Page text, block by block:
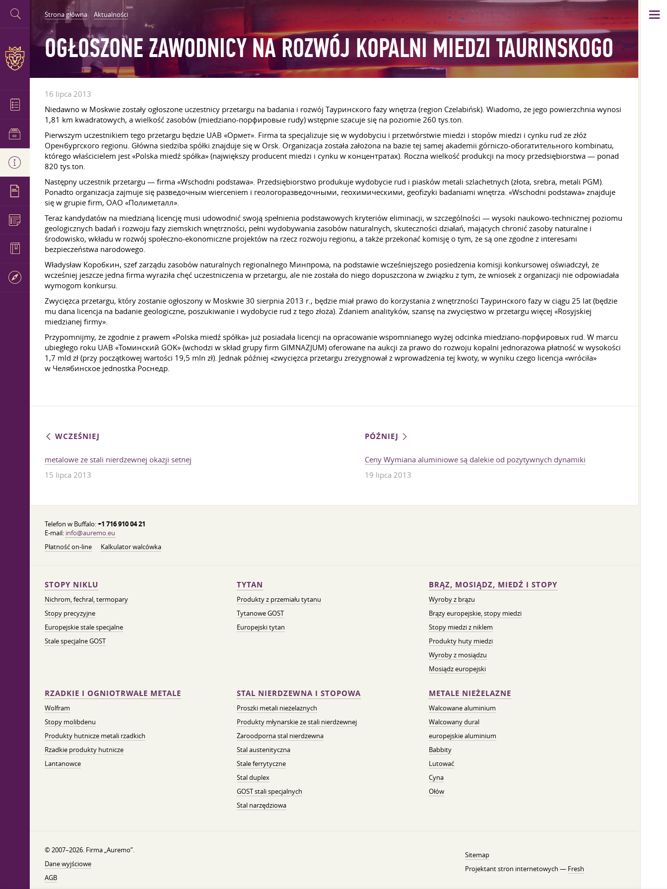
Strona główna Aktualności
OGŁOSZONE ZAWODNICY NA ROZWÓJ KOPALNI MIEDZI TAURINSKOGO
16 lipca 2013
Niedawno w Moskwie zostały ogłoszone uczestnicy przetargu na badania i rozwój Тауринского fazy wnętrza (region Czelabińsk). Wiadomo, że jego powierzchnia wynosi
1,81 km kwadratowych, a wielkość zasobów (miedziano-порфировые rudy) wstępnie szacuje się na poziomie 260 tys.ton.
Pierwszym uczestnikiem tego przetargu będzie UAB «Ормет». Firma ta specjalizuje się w wydobyciu i przetwórstwie miedzi i stopów miedzi i cynku rud ze złóż
Оренбургского regionu. Główna siedziba spółki znajduje się w Orsk. Organizacja została założona na bazie tej samej akademii górniczo-обогатительного kombinatu,
którego właścicielem jest «Polska miedź spółka» (największy producent miedzi i cynku w концентратах). Roczna wielkość produkcji na mocy przedsiębiorstwa — ponad
820 tys.ton.
Następny uczestnik przetargu — firma «Wschodni podstawa». Przedsiębiorstwo produkuje wydobycie rud i piasków metali szlachetnych (złota, srebra, metali PGM).
Ponadto organizacja zajmuje się разведочным wierceniem i геологоразведочными, геохимическими, geofizyki badaniami wnętrza. «Wschodni podstawa» znajduje
się w grupie firm, OAO «Полиметалл».
Teraz kandydatów na miedzianą licencję musi udowodnić swoją spełnienia podstawowych kryteriów eliminacji, w szczególności — wysoki naukowo-technicznej poziomu
geologicznych badań i rozwoju fazy ziemskich wnętrzności, pełni wydobywania zasobów naturalnych, skuteczności działań, mających chronić zasoby naturalne i
środowisko, wkładu w rozwój społeczno-ekonomiczne projektów na rzecz rozwoju regionu, a także przekonać komisję o tym, że są one zgodne z interesami
bezpieczeństwa narodowego.
Władysław Коробкин, szef zarządu zasobów naturalnych regionalnego Минпрома, na podstawie wcześniejszego posiedzenia komisji konkursowej oświadczył, że
wcześniej jeszcze jedna firma wyraziła chęć uczestniczenia w przetargu, ale nie została do niego dopuszczona w związku z tym, że wniosek z organizacji nie odpowiadała
wymogom konkursu.
Zwycięzca przetargu, który zostanie ogłoszony w Moskwie 30 sierpnia 2013 r., będzie miał prawo do korzystania z wnętrzności Тауринского fazy w ciągu 25 lat (będzie
mu dana licencja na badanie geologiczne, poszukiwanie i wydobycie rud z tego złoża). Zdaniem analityków, szansę na zwycięstwo w przetargu więcej «Rosyjskiej
miedzianej firmy».
Przypomnijmy, że zgodnie z prawem «Polska miedź spółka» już posiadała licencji na opracowanie wspomnianego wyżej odcinka miedziano-порфировых rud. W marcu
ubiegłego roku UAB «Томинский GOK» (wchodzi w skład grupy firm GIMNAZJUM) oferowane na aukcji za prawo do rozwoju kopalni jednorazowa płatność w wysokości
1,7 mld zł (przy początkowej wartości 19,5 mln zł). Jednak później «zwycięzca przetargu zrezygnował z wprowadzenia tej kwoty, w wyniku czego licencja «wróciła»
w Челябинское jednostka Роснедр.
WCZEŚNIEJ
metalowe ze stali nierdzewnej okazji setnej
15 lipca 2013
PÓŹNIEJ
Ceny Wymiana aluminiowe są dalekie od pozytywnych dynamiki
19 lipca 2013
Telefon w Buffalo:+1 716 910 04 21
E-mail: info@auremo.eu
Płatność on-line
Kalkulator walcówka
STOPY NIKLU
Nichrom, fechral, termopary
Stopy precyzyjne
Europejskie stale specjalne
Stale specjalne GOST
TYTAN
Produkty z przemiału tytanu
Tytanowe GOST
Europejski tytan
BRĄZ, MOSIĄDZ, MIEDŹ I STOPY
Wyroby z brązu
Brązy europejskie, stopy miedzi
Stopy miedzi z niklem
Produkty huty miedzi
Wyroby z mosiądzu
Mosiądz europejski
RZADKIE I OGNIOTRWAŁE METALE
Wolfram
Stopy molibdenu
Produkty hutnicze metali rzadkich
Rzadkie produkty hutnicze
Lantanowce
STAL NIERDZEWNA I STOPOWA
Proszki metali nieżelaznych
Produkty młynarskie ze stali nierdzewnej
Żaroodporna stal nierdzewna
Stal austenityczna
Stale ferrytyczne
Stal duplex
GOST stali specjalnych
Stal narzędziowa
METALE NIEŻELAZNE
Walcowane aluminium
Walcowany dural
europejskie aluminium
Babbity
Lutować
Cyna
Ołów
© 2007–2026. Firma „Auremo”.
Dane wyjściowe
AGB
Sitemap
Projektant stron internetowych — Fresh